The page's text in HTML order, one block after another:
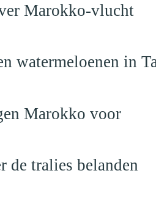
Marokko-vlucht
watermeloenen in
Marokko voor
de tralies belanden